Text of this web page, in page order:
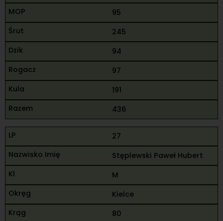
95
245
94
97
191
436
27
Stęplewski Paweł Hubert
M
Kielce
80